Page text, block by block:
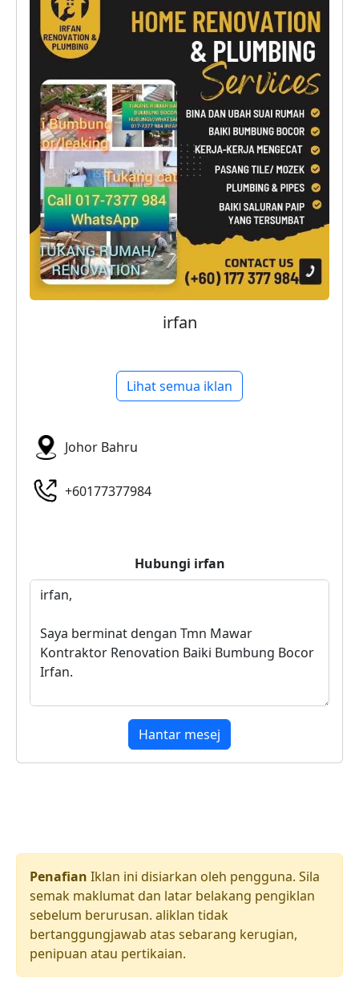
irfan
Lihat semua iklan
Johor Bahru
+60177377984
Hubungi irfan
Hantar mesej
Penafian Iklan ini disiarkan oleh pengguna. Sila
semak maklumat dan latar belakang pengiklan
sebelum berurusan. aliklan tidak
bertanggungjawab atas sebarang kerugian,
penipuan atau pertikaian.